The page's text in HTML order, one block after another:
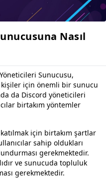
Nasıl
Sunucusu,
için önemli bir sunucu
da Discord yöneticileri
birtakım yöntemler
için birtakım şartlar
sahip oldukları
gerekmektedir.
ve sunucuda topluluk
gerekmektedir.